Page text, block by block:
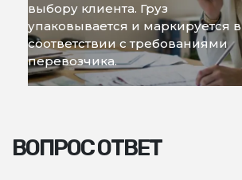
выбору клиента. Груз
упаковывается и маркируется в
соответствии с требованиями
перевозчика.
ВОПРОС ОТВЕТ